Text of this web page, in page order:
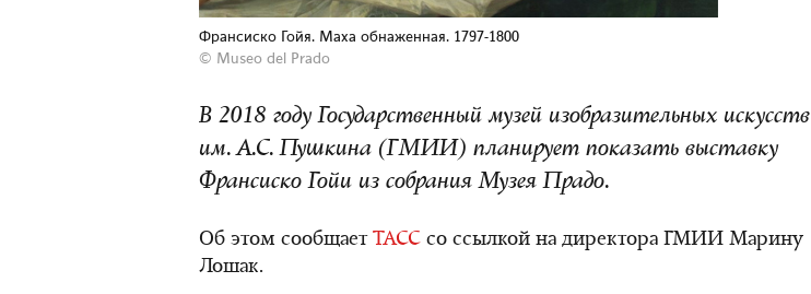
Франсиско Гойя. Маха обнаженная. 1797-1800
© Museo del Prado
В 2018 году Государственный музей изобразительных искусств
им. А.С. Пушкина (ГМИИ) планирует показать выставку
Франсиско Гойи из собрания Музея Прадо.
Об этом сообщает ТАСС со ссылкой на директора ГМИИ Марину
Лошак.